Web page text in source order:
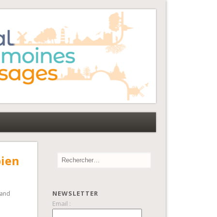
and
NEWSLETTER
Email :